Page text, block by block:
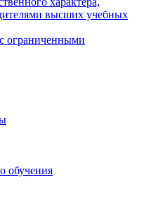
высших учебных
ограниченными
обучения